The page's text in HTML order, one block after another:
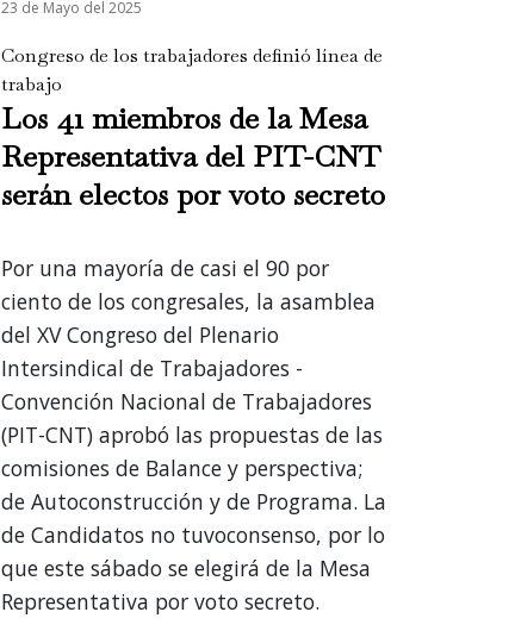
23 de Mayo del 2025
Congreso de los trabajadores definió línea de
trabajo
Los 41 miembros de la Mesa
Representativa del PIT-CNT
serán electos por voto secreto
Por una mayoría de casi el 90 por
ciento de los congresales, la asamblea
del XV Congreso del Plenario
Intersindical de Trabajadores -
Convención Nacional de Trabajadores
(PIT-CNT) aprobó las propuestas de las
comisiones de Balance y perspectiva;
de Autoconstrucción y de Programa. La
de Candidatos no tuvoconsenso, por lo
que este sábado se elegirá de la Mesa
Representativa por voto secreto.